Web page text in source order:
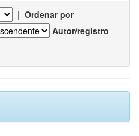
| Ordenar por
Autor/registro